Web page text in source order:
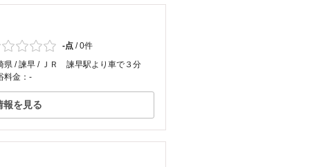
-点 /0件
県 / 諫早 / ＪＲ 諫早駅より車で３分
料金：-
報を見る